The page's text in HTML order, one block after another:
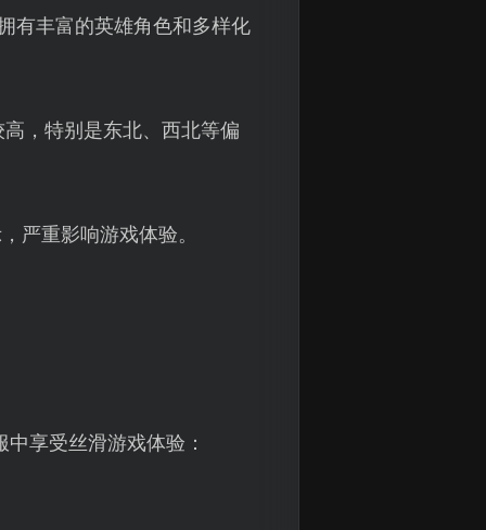
有丰富的英雄角色和多样化
，特别是东北、西北等偏
严重影响游戏体验。
享受丝滑游戏体验：